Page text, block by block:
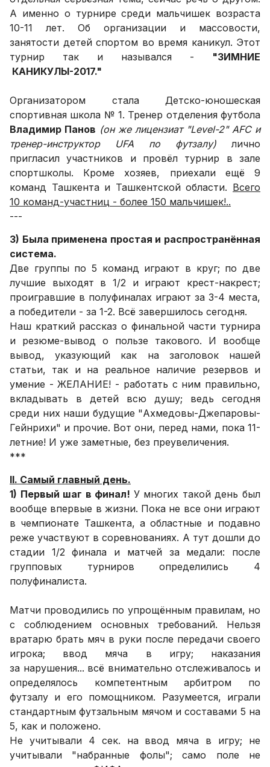
А именно о турнире среди мальчишек возраста
10-11 лет. Об организации и массовости,
занятости детей спортом во время каникул. Этот
турнир так и назывался - "ЗИМНИЕ
КАНИКУЛЫ-2017."
Организатором стала Детско-юношеская
спортивная школа № 1. Тренер отделения футбола
Владимир Панов (он же лицензиат "Level-2" АFC и
тренер-инструктор UFA по футзалу) лично
пригласил участников и провёл турнир в зале
спортшколы. Кроме хозяев, приехали ещё 9
команд Ташкента и Ташкентской области. Всего
10 команд-участниц - более 150 мальчишек!..
---
3) Была применена простая и распространённая
система.
Две группы по 5 команд играют в круг; по две
лучшие выходят в 1/2 и играют крест-накрест;
проигравшие в полуфиналах играют за 3-4 места,
а победители - за 1-2. Всё завершилось сегодня.
Наш краткий рассказ о финальной части турнира
и резюме-вывод о пользе такового. И вообще
вывод, указующий как на заголовок нашей
статьи, так и на реальное наличие резервов и
умение - ЖЕЛАНИЕ! - работать с ним правильно,
вкладывать в детей всю душу; ведь сегодня
среди них наши будущие "Ахмедовы-Джепаровы-
Гейнрихи" и прочие. Вот они, перед нами, пока 11-
летние! И уже заметные, без преувеличения.
***
II. Самый главный день.
1) Первый шаг в финал! У многих такой день был
вообще впервые в жизни. Пока не все они играют
в чемпионате Ташкента, а областные и подавно
реже участвуют в соревнованиях. А тут дошли до
стадии 1/2 финала и матчей за медали: после
групповых турниров определились 4
полуфиналиста.
Матчи проводились по упрощённым правилам, но
с соблюдением основных требований. Нельзя
вратарю брать мяч в руки после передачи своего
игрока; ввод мяча в игру; наказания
за нарушения... всё внимательно отслеживалось и
определялось компетентным арбитром по
футзалу и его помощником. Разумеется, играли
стандартным футзальным мячом и составами 5 на
5, как и положено.
Не учитывали 4 сек. на ввод мяча в игру; не
учитывали "набранные фолы"; само поле не